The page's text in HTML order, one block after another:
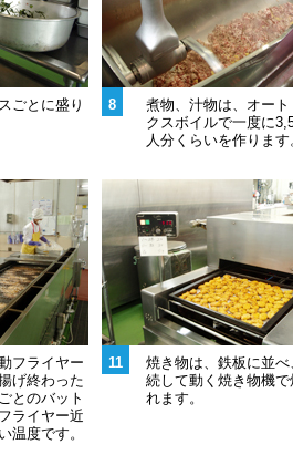
ごとに盛り
8
煮物、汁物は、オート
クスボイルで一度に
人分くらいを作ります
フライヤー
げ終わった
とのバット
ライヤー近
温度です。
11
焼き物は、鉄板に並べ
続して動く焼き物機で
れます。